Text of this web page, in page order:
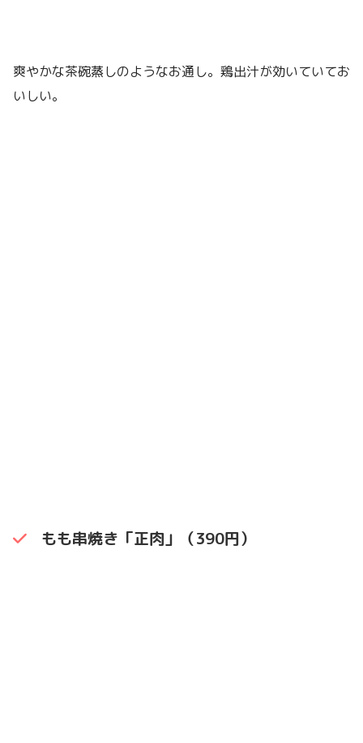
爽やかな茶碗蒸しのようなお通し。鶏出汁が効いていてお
いしい。
もも串焼き「正肉」（390円）